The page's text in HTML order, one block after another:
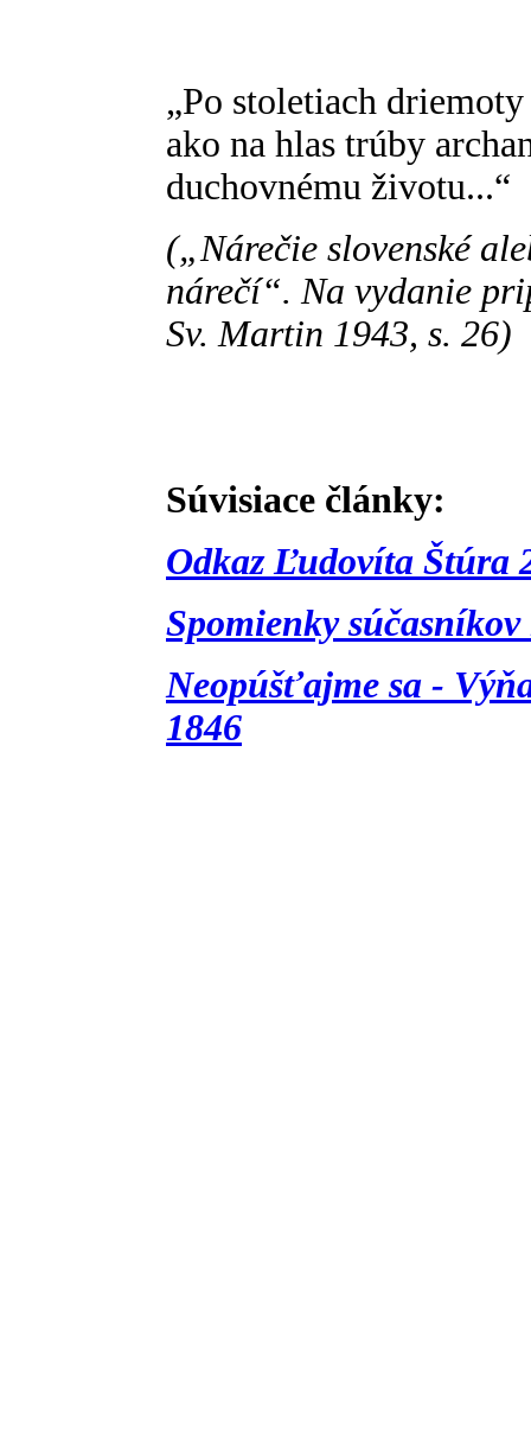
„Po stoletiach
ako na hlas trúby
duchovnému životu...“
(„Nárečie slovenské
nárečí“. Na vydanie
Sv. Martin 1943, s. 26)
Súvisiace články:
Odkaz Ľudovíta Štúra
Spomienky
Neopúšťajme sa -
1846